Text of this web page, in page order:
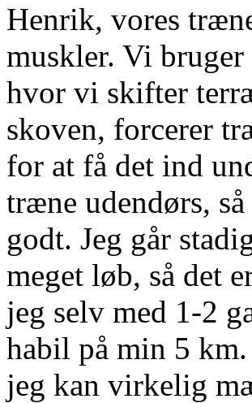
Henrik, vores
muskler. Vi bruger
hvor vi skifter
skoven, forcerer
for at få det ind
træne udendørs,
godt. Jeg går
meget løb, så det
jeg selv med 1-2
habil på min 5 km.
jeg kan virkelig